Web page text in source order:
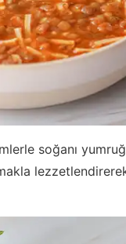
soğanı